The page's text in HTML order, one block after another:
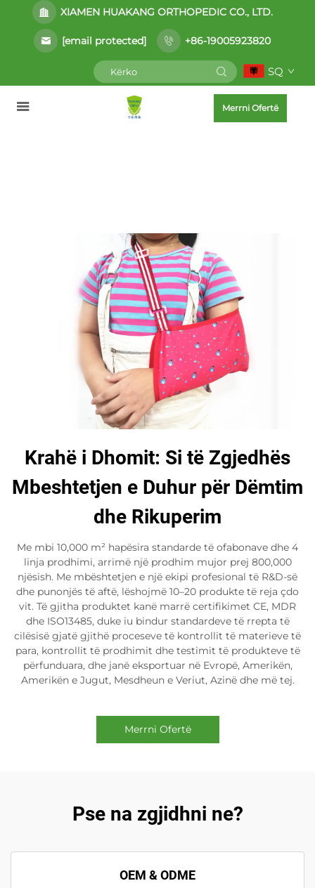
XIAMEN HUAKANG ORTHOPEDIC CO., LTD.
[email protected] +86-19005923820
SQ
Merrni Ofertë
Krahë i Dhomit: Si të Zgjedhës
Mbeshtetjen e Duhur për Dëmtim
dhe Rikuperim
Me mbi 10,000 m² hapësira standarde të ofabonave dhe 4
linja prodhimi, arrimë një prodhim mujor prej 800,000
njësish. Me mbështetjen e një ekipi profesional të R&D-së
dhe punonjës të aftë, lëshojmë 10–20 produkte të reja çdo
vit. Të gjitha produktet kanë marrë certifikimet CE, MDR
dhe ISO13485, duke iu bindur standardeve të rrepta të
cilësisë gjatë gjithë proceseve të kontrollit të materieve të
para, kontrollit të prodhimit dhe testimit të produkteve të
përfunduara, dhe janë eksportuar në Evropë, Amerikën,
Amerikën e Jugut, Mesdheun e Veriut, Azinë dhe më tej.
Merrni Ofertë
Pse na zgjidhni ne?
OEM & ODME